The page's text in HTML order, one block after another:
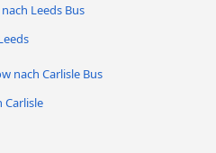
Leeds Bus
nach Carlisle Bus
Carlisle